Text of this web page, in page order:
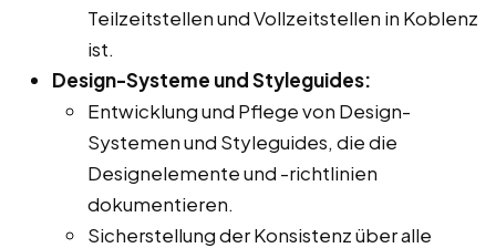
Teilzeitstellen und Vollzeitstellen in Koblenz
ist.
Design-Systeme und Styleguides:
Entwicklung und Pflege von Design-
Systemen und Styleguides, die die
Designelemente und -richtlinien
dokumentieren.
Sicherstellung der Konsistenz über alle